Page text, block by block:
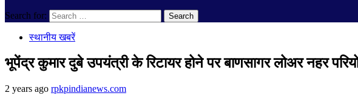
Search for:
स्थानीय खबरें
भूपेंद्र कुमार दुबे उपयंत्री के रिटायर होने पर बाणसागर लोअर नहर
2 years ago rpkpindianews.com